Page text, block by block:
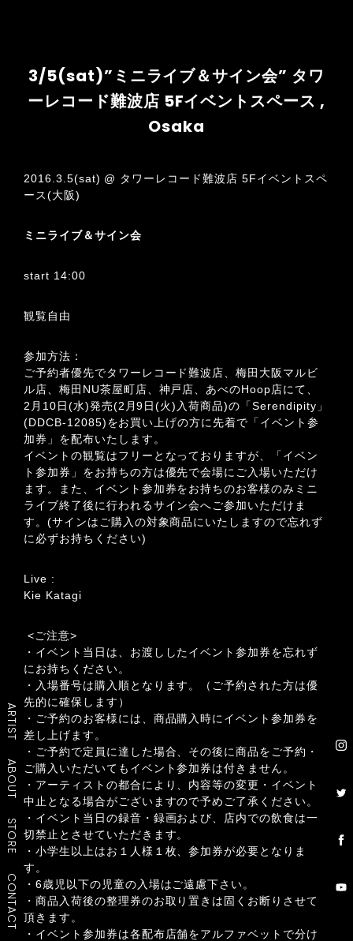
ARTIST
ABOUT
STORE
CONTACT
3/5(sat)”ミニライブ＆サイン会” タワ
ーレコード難波店 5Fイベントスペース ,
Osaka
2016.3.5(sat) @ タワーレコード難波店 5Fイベントスペ
ース(大阪)
ミニライブ＆サイン会
start 14:00
観覧自由
参加方法：
ご予約者優先でタワーレコード難波店、梅田大阪マルビ
ル店、梅田NU茶屋町店、神戸店、あべのHoop店にて、
2月10日(水)発売(2月9日(火)入荷商品)の「Serendipity」
(DDCB-12085)をお買い上げの方に先着で「イベント参
加券」を配布いたします。
イベントの観覧はフリーとなっておりますが、「イベン
ト参加券」をお持ちの方は優先で会場にご入場いただけ
ます。また、イベント参加券をお持ちのお客様のみミニ
ライブ終了後に行われるサイン会へご参加いただけま
す。(サインはご購入の対象商品にいたしますので忘れず
に必ずお持ちください)
Live :
Kie Katagi
<ご注意>
・イベント当日は、お渡ししたイベント参加券を忘れず
にお持ちください。
・入場番号は購入順となります。（ご予約された方は優
先的に確保します）
・ご予約のお客様には、商品購入時にイベント参加券を
差し上げます。
・ご予約で定員に達した場合、その後に商品をご予約・
ご購入いただいてもイベント参加券は付きません。
・アーティストの都合により、内容等の変更・イベント
中止となる場合がございますので予めご了承ください。
・イベント当日の録音・録画および、店内での飲食は一
切禁止とさせていただきます。
・小学生以上はお１人様１枚、参加券が必要となりま
す。
・6歳児以下の児童の入場はご遠慮下さい。
・商品入荷後の整理券のお取り置きは固くお断りさせて
頂きます。
・イベント参加券は各配布店舗をアルファベットで分け